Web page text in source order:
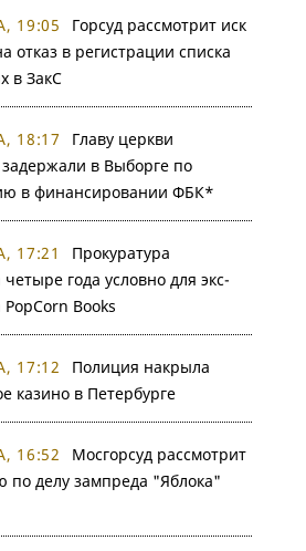
19:05
Горсуд рассмотрит иск
отказ в регистрации списка
в ЗакС
18:17
Главу церкви
в Выборге по
в финансировании ФБК*
17:21
Прокуратура
года условно для экс-
Books
17:12
Полиция накрыла
казино в Петербурге
16:52
Мосгорсуд рассмотрит
по делу зампреда "Яблока"